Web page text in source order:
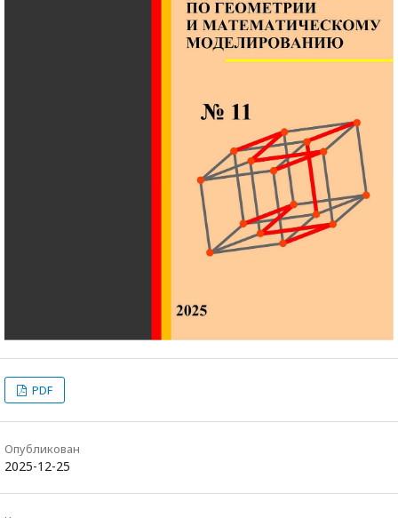
PDF
Опубликован
2025-12-25